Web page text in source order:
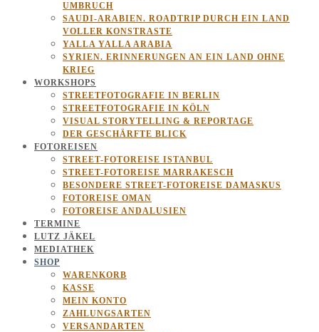
UMBRUCH
SAUDI-ARABIEN. ROADTRIP DURCH EIN LAND
VOLLER KONSTRASTE
YALLA YALLA ARABIA
SYRIEN. ERINNERUNGEN AN EIN LAND OHNE
KRIEG
WORKSHOPS
STREETFOTOGRAFIE IN BERLIN
STREETFOTOGRAFIE IN KÖLN
VISUAL STORYTELLING & REPORTAGE
DER GESCHÄRFTE BLICK
FOTOREISEN
STREET-FOTOREISE ISTANBUL
STREET-FOTOREISE MARRAKESCH
BESONDERE STREET-FOTOREISE DAMASKUS
FOTOREISE OMAN
FOTOREISE ANDALUSIEN
TERMINE
LUTZ JÄKEL
MEDIATHEK
SHOP
WARENKORB
KASSE
MEIN KONTO
ZAHLUNGSARTEN
VERSANDARTEN